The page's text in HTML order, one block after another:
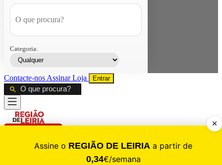
Categoria:
Contacte-nos AssinarLoja Entrar